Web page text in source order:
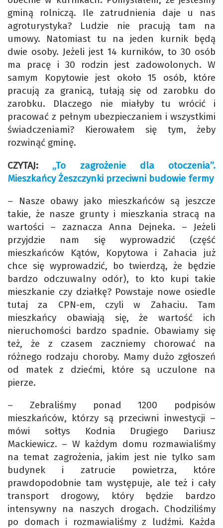
gminą rolniczą. Ile zatrudnienia daje u nas
agroturystyka? Ludzie nie pracują tam na
umowy. Natomiast tu na jeden kurnik będą
dwie osoby. Jeżeli jest 14 kurników, to 30 osób
ma pracę i 30 rodzin jest zadowolonych. W
samym Kopytowie jest około 15 osób, które
pracują za granicą, tułają się od zarobku do
zarobku. Dlaczego nie miałyby tu wrócić i
pracować z pełnym ubezpieczaniem i wszystkimi
świadczeniami? Kierowałem się tym, żeby
rozwinąć gminę.
CZYTAJ: „To zagrożenie dla otoczenia”.
Mieszkańcy Żeszczynki przeciwni budowie fermy
– Nasze obawy jako mieszkańców są jeszcze
takie, że nasze grunty i mieszkania stracą na
wartości – zaznacza Anna Dejneka. – Jeżeli
przyjdzie nam się wyprowadzić (część
mieszkańców Kątów, Kopytowa i Zahacia już
chce się wyprowadzić, bo twierdzą, że będzie
bardzo odczuwalny odór), to kto kupi takie
mieszkanie czy działkę? Powstaje nowe osiedle
tutaj za CPN-em, czyli w Zahaciu. Tam
mieszkańcy obawiają się, że wartość ich
nieruchomości bardzo spadnie. Obawiamy się
też, że z czasem zaczniemy chorować na
różnego rodzaju choroby. Mamy dużo zgłoszeń
od matek z dziećmi, które są uczulone na
pierze.
– Zebraliśmy ponad 1200 podpisów
mieszkańców, którzy są przeciwni inwestycji –
mówi sołtys Kodnia Drugiego Dariusz
Mackiewicz. – W każdym domu rozmawialiśmy
na temat zagrożenia, jakim jest nie tylko sam
budynek i zatrucie powietrza, które
prawdopodobnie tam występuje, ale też i cały
transport drogowy, który będzie bardzo
intensywny na naszych drogach. Chodziliśmy
po domach i rozmawialiśmy z ludźmi. Każda